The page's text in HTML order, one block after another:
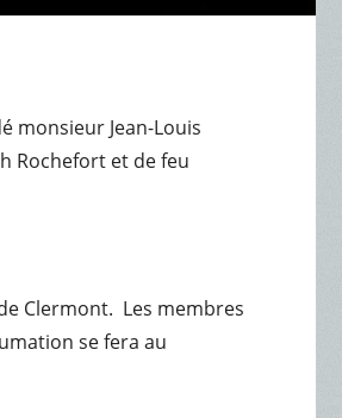
monsieur Jean-Louis
Rochefort et de feu
Clermont. Les membres
se fera au